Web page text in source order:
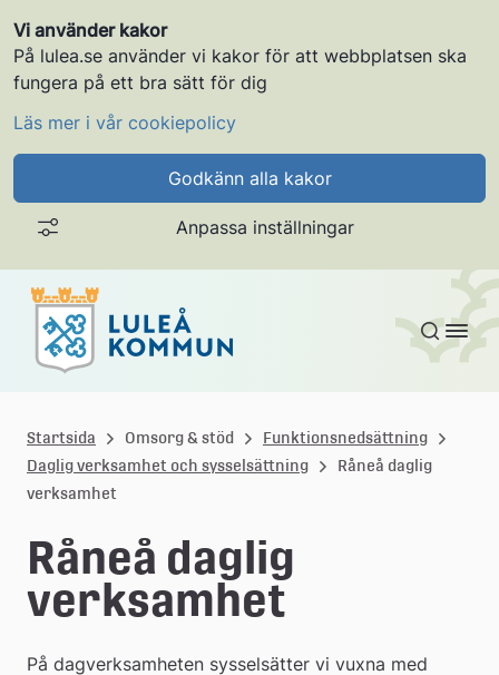
Vi använder kakor
På lulea.se använder vi kakor för att webbplatsen ska
fungera på ett bra sätt för dig
Läs mer i vår cookiepolicy
Godkänn alla kakor
Anpassa inställningar
Gå till innehållet
u
l
e
å
k
o
Startsida Omsorg & stöd
Funktionsnedsättning
Daglig verksamhet och sysselsättning
Råneå daglig
verksamhet
Råneå daglig
verksamhet
På dagverksamheten sysselsätter vi vuxna med